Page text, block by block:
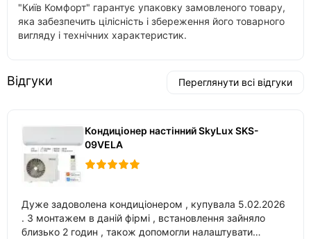
"Київ Комфорт" гарантує упаковку замовленого товару,
яка забезпечить цілісність і збереження його товарного
вигляду і технічних характеристик.
Відгуки Переглянути всі відгуки
Кондиціонер настінний SkyLux SKS-
09VELA
Дуже задоволена кондиціонером , купувала 5.02.2026
. З монтажем в даній фірмі , встановлення зайняло
близько 2 годин , також допомогли налаштувати